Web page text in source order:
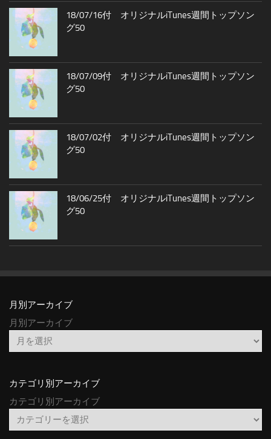
18/07/16付 オリジナルiTunes週間トップソン
グ50
18/07/09付 オリジナルiTunes週間トップソン
グ50
18/07/02付 オリジナルiTunes週間トップソン
グ50
18/06/25付 オリジナルiTunes週間トップソン
グ50
月別アーカイブ
月別アーカイブ
カテゴリ別アーカイブ
カテゴリ別アーカイブ